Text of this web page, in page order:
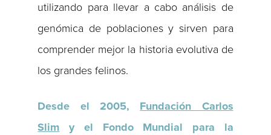
utilizando para llevar a cabo análisis de
genómica de poblaciones y sirven para
comprender mejor la historia evolutiva de
los grandes felinos.
Desde el 2005, Fundación Carlos
Slim y el Fondo Mundial para la